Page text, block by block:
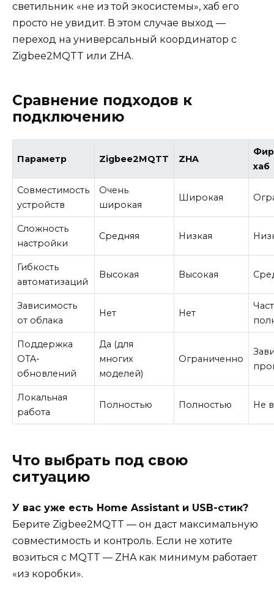
светильник «не из той экосистемы», хаб его
просто не увидит. В этом случае выход —
переход на универсальный координатор с
Zigbee2MQTT или ZHA.
Сравнение подходов к
подключению
Параметр Zigbee2MQTT ZHA
хаб
Совместимость
устройств
Очень
широкая
Широкая
Сложность
настройки
Средняя Низкая
Гибкость
автоматизаций
Высокая Высокая
Зависимость
от облака
Нет Нет
Поддержка
OTA-
обновлений
Да (для
многих
моделей)
Ограниченно
Локальная
работа
Полностью Полностью Не
Что выбрать под свою
ситуацию
У вас уже есть Home Assistant и USB-стик?
Берите Zigbee2MQTT — он даст максимальную
совместимость и контроль. Если не хотите
возиться с MQTT — ZHA как минимум работает
«из коробки».